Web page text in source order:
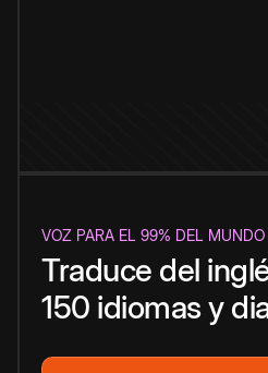
VOZ PARA EL 99% DEL MUNDO
Traduce del
150 idiomas y